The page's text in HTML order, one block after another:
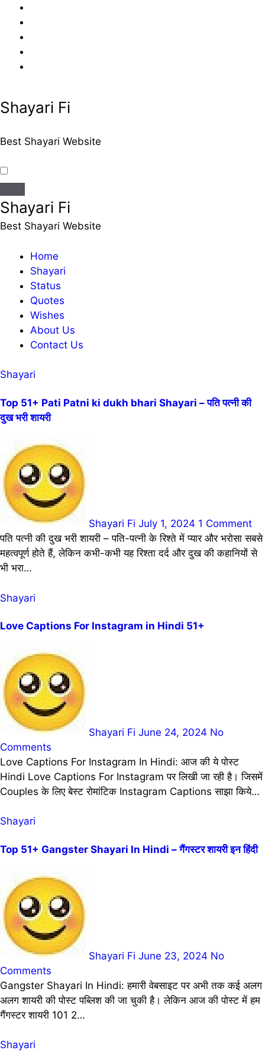
content
Shayari Fi
Best Shayari Website
Shayari Fi
Best Shayari Website
Home
Shayari
Status
Quotes
Wishes
About Us
Contact Us
Shayari
Top 51+ Pati Patni ki dukh bhari Shayari – पति पत्नी की
दुख भरी शायरी
Shayari Fi July 1, 2024 1 Comment
पति पत्नी की दुख भरी शायरी – पति-पत्नी के रिश्ते में प्यार और भरोसा सबसे
महत्वपूर्ण होते हैं, लेकिन कभी-कभी यह रिश्ता दर्द और दुख की कहानियों से
भी भरा…
Shayari
Love Captions For Instagram in Hindi 51+
Shayari Fi June 24, 2024 No
Comments
Love Captions For Instagram In Hindi: आज की ये पोस्ट
Hindi Love Captions For Instagram पर लिखी जा रही है। जिसमें
Couples के लिए बेस्ट रोमांटिक Instagram Captions साझा किये…
Shayari
Top 51+ Gangster Shayari In Hindi – गैंगस्टर शायरी इन हिंदी
Shayari Fi June 23, 2024 No
Comments
Gangster Shayari In Hindi: हमारी वेबसाइट पर अभी तक कई अलग
अलग शायरी की पोस्ट पब्लिश की जा चुकी है। लेकिन आज की पोस्ट में हम
गैंगस्टर शायरी 101 2…
Shayari